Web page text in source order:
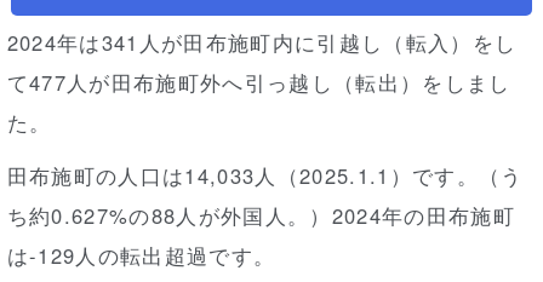
2024年は341人が田布施町内に引越し（転入）をし
て477人が田布施町外へ引っ越し（転出）をしまし
た。
田布施町の人口は14,033人（2025.1.1）です。（う
ち約0.627%の88人が外国人。）2024年の田布施町
は-129人の転出超過です。